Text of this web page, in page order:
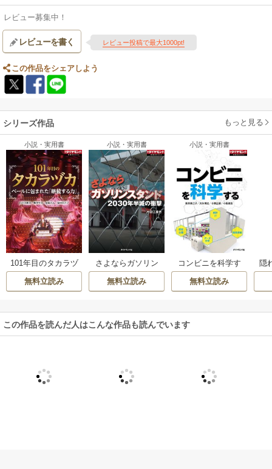
レビュー募集中！
レビューを書く レビュー投稿で最大1000pt!
この作品をシェアしよう
シリーズ作品 もっと見る
小説・実用書
101年目のタカラヅ
カ
無料立読み
小説・実用書
さよならガソリン
スタンド（週刊ダ
イヤモンド特集BO
無料立読み
小説・実用書
コンビニを科学す
る
無料立読み
隠
な
この作品を読んだ人はこんな作品も読んでいます